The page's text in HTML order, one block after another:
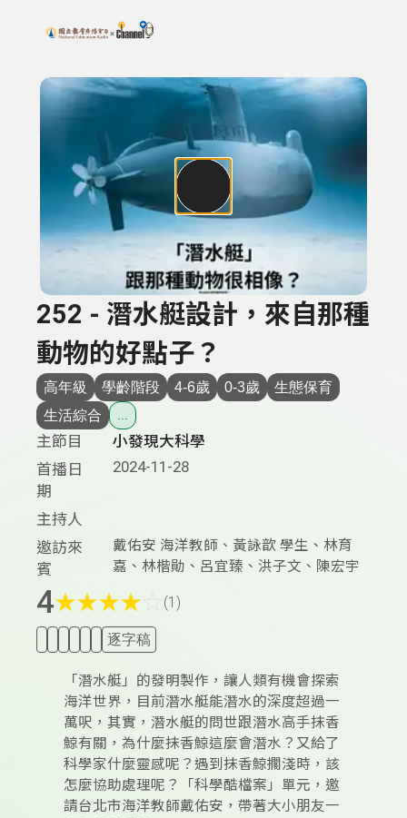
上方功能區塊
搜尋關鍵字：可輸入節目名稱、主持人或關鍵字
252 - 潛水艇設計，來自那種
動物的好點子？
高年級 學齡階段 4-6歲 0-3歲
生態保育
生活綜合
...
主節目
小發現大科學
首播日
期
2024-11-28
主持人
邀訪來
賓
戴佑安 海洋教師、黃詠歆 學生、林育
嘉、林楷勛、呂宜臻、洪子文、陳宏宇
4★★★★ (1)
逐字稿
「潛水艇」的發明製作，讓人類有機會探索
海洋世界，目前潛水艇能潛水的深度超過一
萬呎，其實，潛水艇的問世跟潛水高手抹香
鯨有關，為什麼抹香鯨這麼會潛水？又給了
科學家什麼靈感呢？遇到抹香鯨擱淺時，該
怎麼協助處理呢？「科學酷檔案」單元，邀
請台北市海洋教師戴佑安，帶著大小朋友一